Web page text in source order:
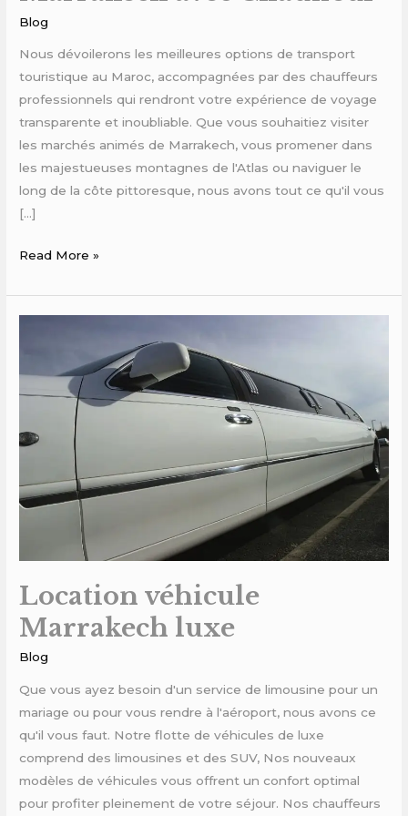
Blog
Nous dévoilerons les meilleures options de transport
touristique au Maroc, accompagnées par des chauffeurs
professionnels qui rendront votre expérience de voyage
transparente et inoubliable. Que vous souhaitiez visiter
les marchés animés de Marrakech, vous promener dans
les majestueuses montagnes de l'Atlas ou naviguer le
long de la côte pittoresque, nous avons tout ce qu'il vous
[…]
Read More »
Location véhicule
Marrakech luxe
Blog
Que vous ayez besoin d'un service de limousine pour un
mariage ou pour vous rendre à l'aéroport, nous avons ce
qu'il vous faut. Notre flotte de véhicules de luxe
comprend des limousines et des SUV, Nos nouveaux
modèles de véhicules vous offrent un confort optimal
pour profiter pleinement de votre séjour. Nos chauffeurs
Marrakech
luxe